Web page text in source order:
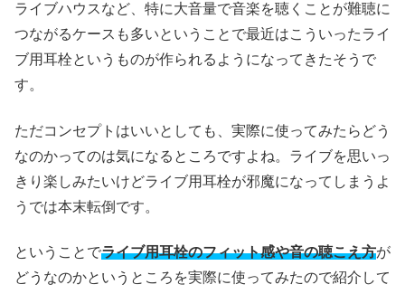
ライブハウスなど、特に大音量で音楽を聴くことが難聴に
つながるケースも多いということで最近はこういったライ
ブ用耳栓というものが作られるようになってきたそうで
す。
ただコンセプトはいいとしても、実際に使ってみたらどう
なのかってのは気になるところですよね。ライブを思いっ
きり楽しみたいけどライブ用耳栓が邪魔になってしまうよ
うでは本末転倒です。
ということでライブ用耳栓のフィット感や音の聴こえ方が
どうなのかというところを実際に使ってみたので紹介して